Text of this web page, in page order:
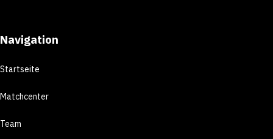
Navigation
Startseite
Matchcenter
Team